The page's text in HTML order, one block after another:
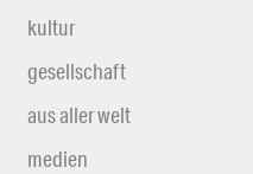
kultur
gesellschaft
aus aller welt
medien